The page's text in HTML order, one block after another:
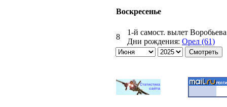
Воскресенье
8
1-й самост. вылет
Дни рождения: Орел (61)